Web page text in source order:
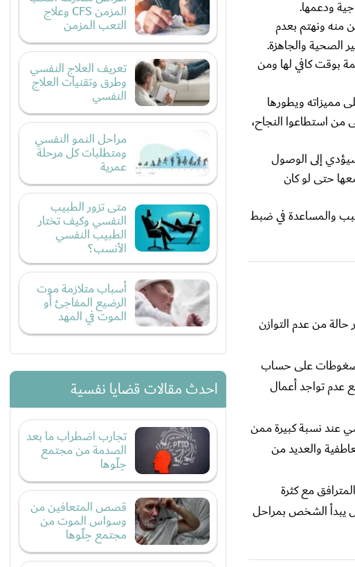
ودعمها.
منه ونهتم بعدم
الصحية والجاهزة.
بوقت كافي لها ومن
مميزاته ويطورها
من استطاعوا النجاح،
إلى الوصول
حتى لو كان
والمساعدة في ضبط
من عدم التوازن
على حساب
عدم تواجد أعمال
عند نسبة كبيرة ممن
والعديد من
مع كثرة
يبدأ الشخص بمراحل
المزمن CFS وعلاج
التعب المزمن
تعريف العلاج النفسي
وطرق وتقنيات العلاج
النفسي
مراحل النمو النفسي
ومتطلبات كل مرحلة
عمرية
متى تزور الطبيب
النفسي وكيف تختار
الطبيب النفسي
الأنسب؟
أسباب متلازمة موت
الرضيع المفاجئ أو
الموت في المهد
احدث مقالات قضايا نفسية
تجارب اضطراب ما بعد
الصدمة من مجتمع
حِلّوها
قصص المتعافين من
وسواس الموت من
مجتمع حِلّوها